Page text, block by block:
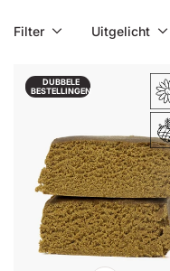
Filter Uitgelicht
DUBBELE
BESTELLINGEN